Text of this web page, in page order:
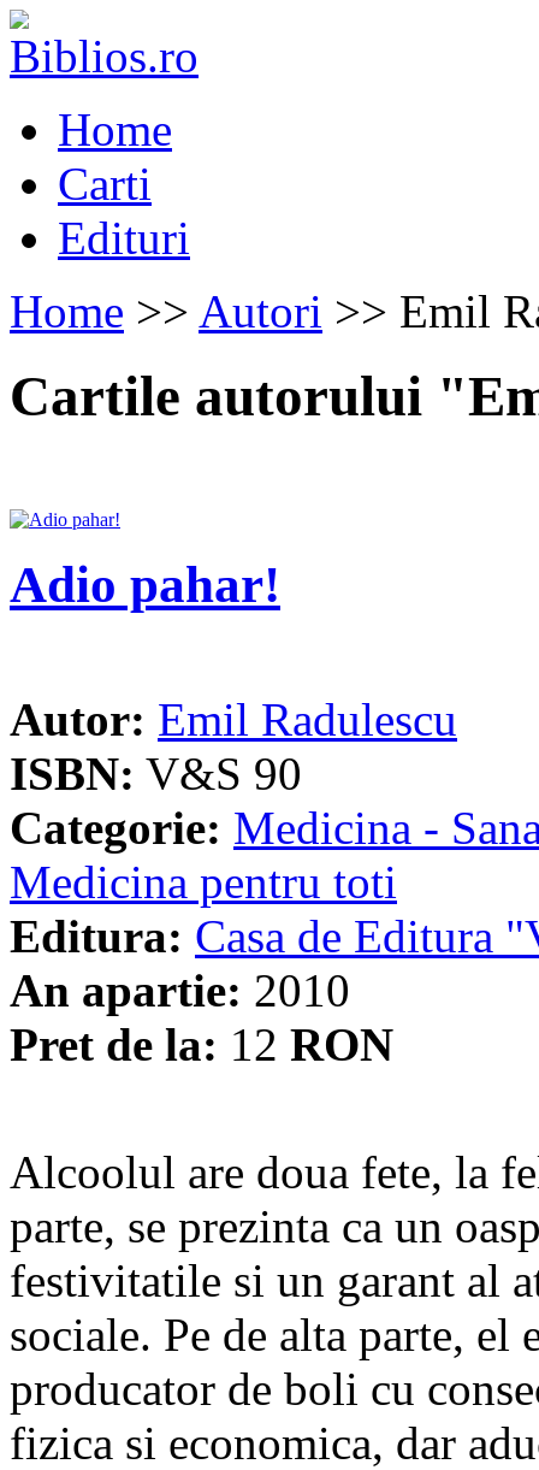
Home
Carti
Edituri
Home >> Autori >> Emil
Cartile autorului
Adio pahar!
Autor: Emil Radulescu
ISBN: V&S 90
Categorie: Medicina -
Medicina pentru toti
Editura: Casa de Editura
An apartie: 2010
Pret de la: 12 RON
Alcoolul are doua fete, la
parte, se prezinta ca un
festivitatile si un garant al
sociale. Pe de alta parte, el
producator de boli cu
fizica si economica, dar